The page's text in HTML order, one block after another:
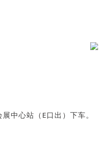
中心站（E口出）下车。